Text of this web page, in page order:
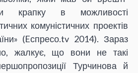
крапку в можливості
комуністичних проектів
(Eспресо.tv 2014). Зараз
жалкує, що вони не такі
Турчинова й